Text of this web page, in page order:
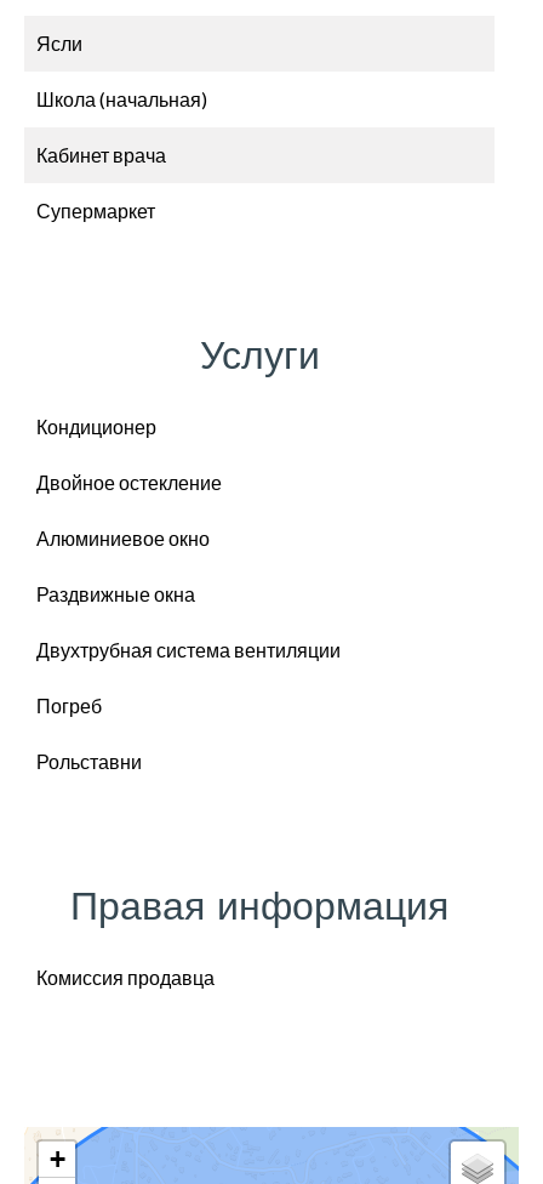
Ясли
Школа (начальная)
Кабинет врача
Супермаркет
Услуги
Кондиционер
Двойное остекление
Алюминиевое окно
Раздвижные окна
Двухтрубная система вентиляции
Погреб
Рольставни
Правая информация
Комиссия продавца
+